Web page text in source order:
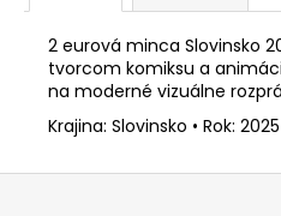
2 eurová minca Slovinsko
tvorcom komiksu a
na moderné vizuálne
Krajina: Slovinsko • Rok:
Z